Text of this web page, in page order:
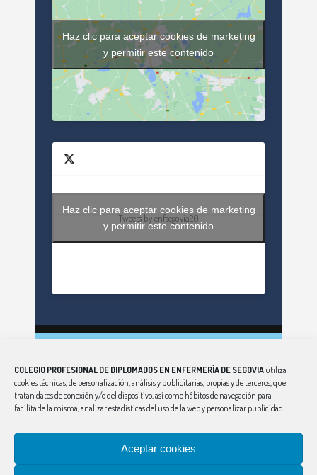
COLEGIO PROFESIONAL DE DIPLOMADOS EN ENFERMERÍA DE SEGOVIA utiliza
cookies técnicas, de personalización, análisis y publicitarias, propias y de terceros, que
tratan datos de conexión y/o del dispositivo, así como hábitos de navegación para
facilitarle la misma, analizar estadísticas del uso de la web y personalizar publicidad.
Aceptar cookies
Haz clic para aceptar cookies de marketing
y permitir este contenido
Tweets by enfsegovia20
Haz clic para aceptar cookies de marketing
y permitir este contenido
SALAMANCA|SORIA|VALLADOLID|ZAMORA
Aviso Legal | Política de Privacidad | Política de Cookies